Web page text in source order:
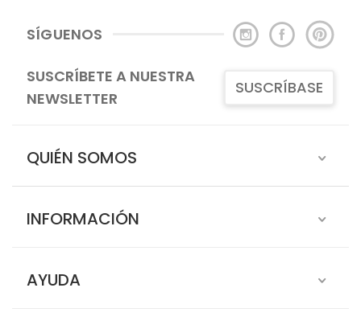
SÍGUENOS
SUSCRÍBETE A NUESTRA
NEWSLETTER
SUSCRÍBASE
QUIÉN SOMOS
INFORMACIÓN
AYUDA